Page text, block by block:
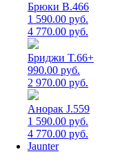
Брюки B.466
1 590.00 руб.
4 770.00 руб.
Бриджи T.66+
990.00 руб.
2 970.00 руб.
Анорак J.559
1 590.00 руб.
4 770.00 руб.
Jaunter